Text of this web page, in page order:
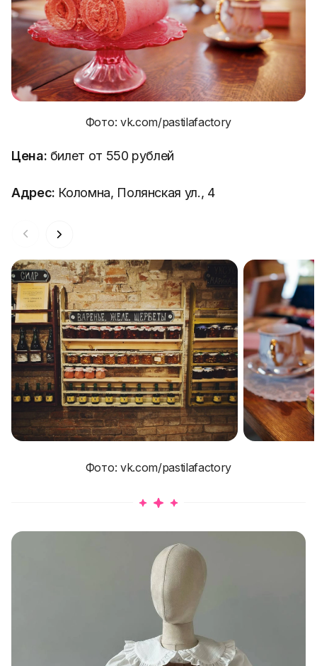
Фото: vk.com/pastilafactory
Цена: билет от 550 рублей
Адрес: Коломна, Полянская ул., 4
Фото: vk.com/pastilafactory